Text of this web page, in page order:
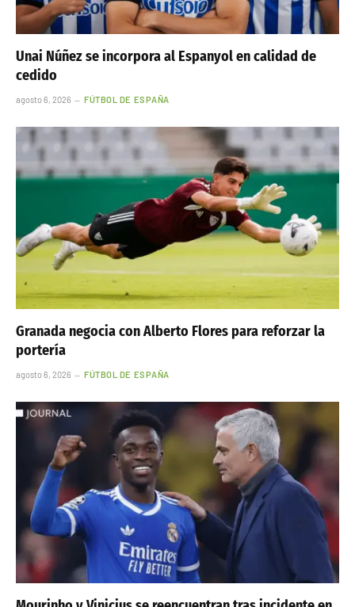
Unai Núñez se incorpora al Espanyol en calidad de
cedido
agosto 6, 2026 FÚTBOL DE ESPAÑA
Granada negocia con Alberto Flores para reforzar la
portería
agosto 6, 2026 FÚTBOL DE ESPAÑA